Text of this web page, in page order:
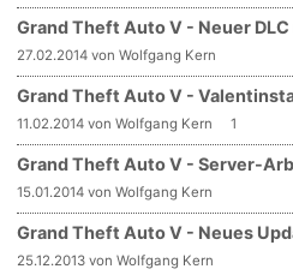
Grand Theft Auto V - Neuer DLC
27.02.2014 von Wolfgang Kern
Grand Theft Auto V -
11.02.2014 von Wolfgang Kern 1
Grand Theft Auto V - Server-
15.01.2014 von Wolfgang Kern
Grand Theft Auto V - Neues
25.12.2013 von Wolfgang Kern